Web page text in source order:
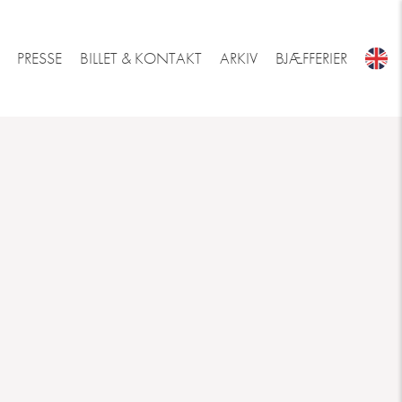
PRESSE BILLET & KONTAKT ARKIV BJÆFFERIER